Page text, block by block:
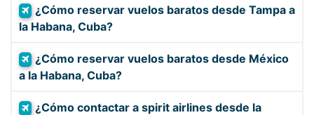
¿Cómo reservar vuelos baratos desde Tampa a
la Habana, Cuba?
¿Cómo reservar vuelos baratos desde México
a la Habana, Cuba?
¿Cómo contactar a spirit airlines desde la